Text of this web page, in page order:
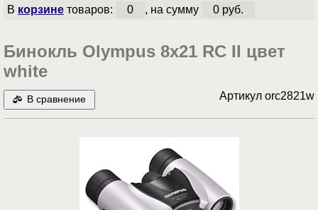
В корзинетоваров: 0 , на сумму 0 руб.
Бинокль Olympus 8x21 RC II цвет
white
В сравнение Артикул orc2821w